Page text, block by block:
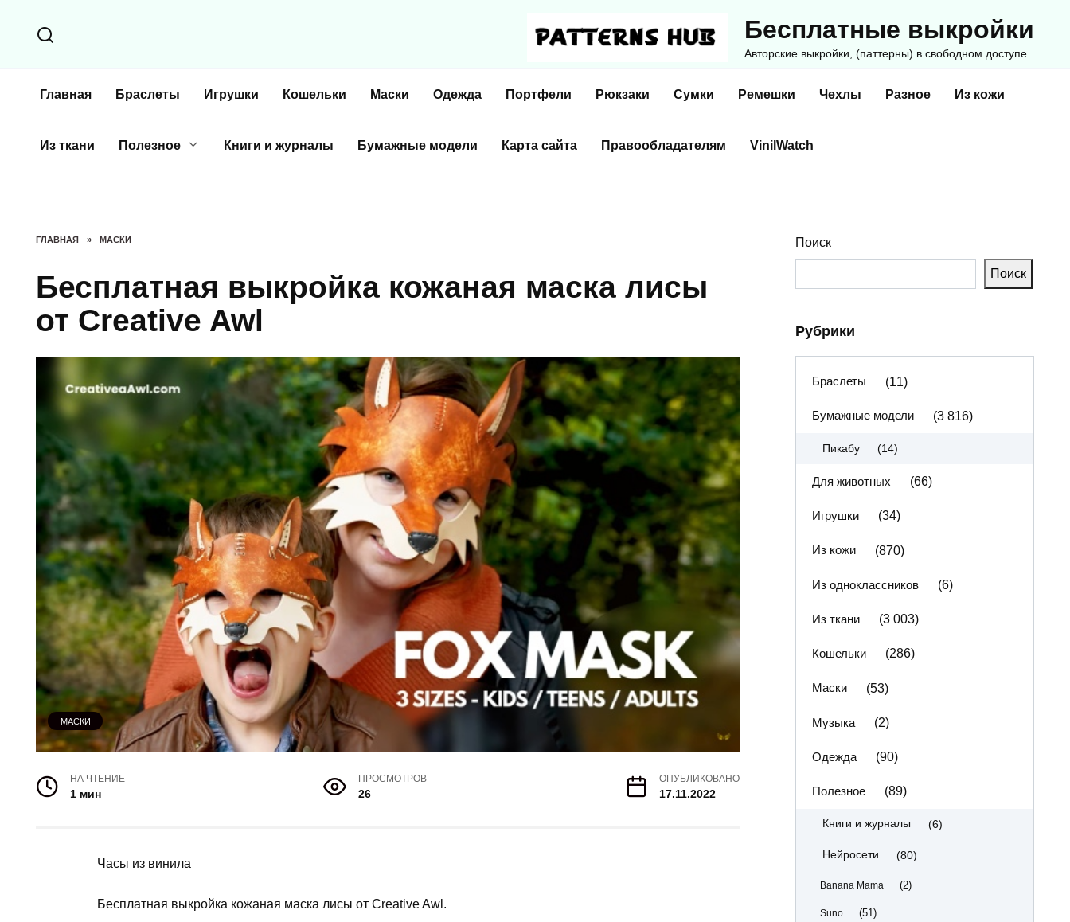
содержанию
Бесплатные выкройки
Авторские выкройки, (паттерны) в свободном доступе
Главная Браслеты Игрушки Кошельки Маски Одежда Портфели Рюкзаки Сумки Ремешки Чехлы Разное Из кожи
Из ткани Полезное Книги и журналы Бумажные модели Карта сайта Правообладателям VinilWatch
ГЛАВНАЯ » МАСКИ
Бесплатная выкройка кожаная маска лисы
от Creative Awl
МАСКИ
НА ЧТЕНИЕ
1 мин
ПРОСМОТРОВ
26
ОПУБЛИКОВАНО
17.11.2022
Часы из винила
Бесплатная выкройка кожаная маска лисы от Creative Awl.
Поиск
Поиск
Рубрики
Браслеты (11)
Бумажные модели (3 816)
Пикабу (14)
Для животных (66)
Игрушки (34)
Из кожи (870)
Из одноклассников (6)
Из ткани (3 003)
Кошельки (286)
Маски (53)
Музыка (2)
Одежда (90)
Полезное (89)
Книги и журналы (6)
Нейросети (80)
Banana Mama (2)
Suno (51)